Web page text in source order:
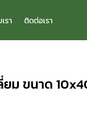
รา ติดต่อเรา
ม ขนาด